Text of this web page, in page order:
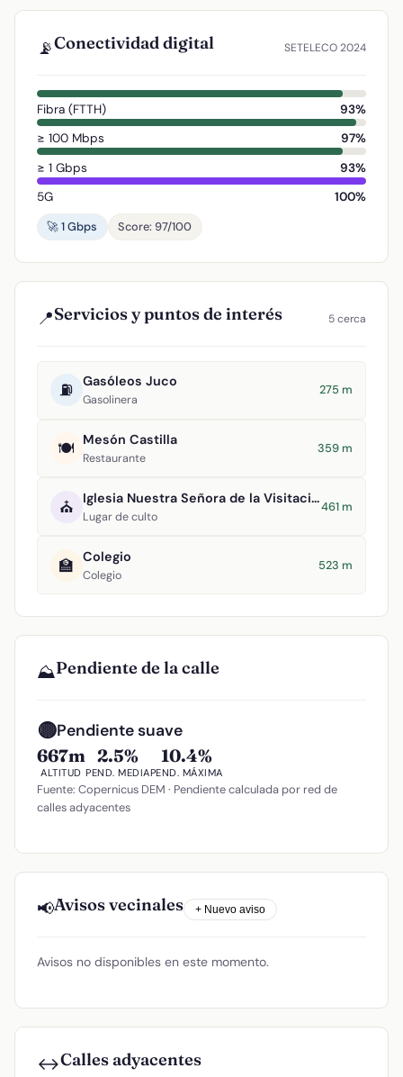
📡Conectividad digital SETELECO 2024
Fibra (FTTH)
93%
≥ 100 Mbps
97%
≥ 1 Gbps
93%
5G
100%
🚀 1 Gbps
Score: 97/100
📍Servicios y puntos de interés 5 cerca
⛽ Gasóleos Juco
Gasolinera
275 m
🍽️ Mesón Castilla
Restaurante
359 m
⛪ Iglesia Nuestra Señora de la Visitación
Lugar de culto
461 m
🏫 Colegio
Colegio
523 m
⛰️Pendiente de la calle
🟡Pendiente suave
667m
ALTITUD
2.5%
PEND. MEDIA
10.4%
PEND. MÁXIMA
Fuente: Copernicus DEM · Pendiente calculada por red de
calles adyacentes
📢Avisos vecinales + Nuevo aviso
Avisos no disponibles en este momento.
↔️Calles adyacentes